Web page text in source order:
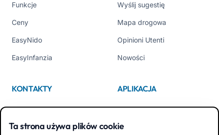
Funkcje
Ceny
EasyNido
EasyInfanzia
Wyślij sugestię
Mapa drogowa
Opinioni Utenti
Nowości
KONTAKTY
Kim jesteśmy
Contattaci
APLIKACJA
App Store
Google Play
Ta strona używa plików cookie